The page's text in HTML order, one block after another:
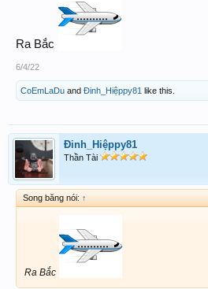
Ra Bắc
6/4/22
CoEmLaDu and Đinh_Hiệppy81 like this.
Đinh_Hiệppy81
Thần Tài
Song băng nói: ↑
Ra Bắc